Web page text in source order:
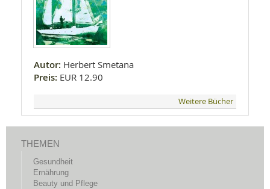
Autor: Herbert Smetana
Preis: EUR 12.90
Weitere Bücher
THEMEN
Gesundheit
Ernährung
Beauty und Pflege